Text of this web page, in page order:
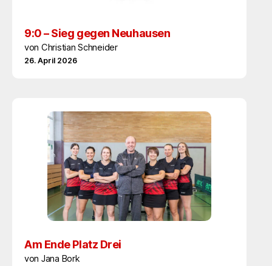
9:0 – Sieg gegen Neuhausen
von Christian Schneider
26. April 2026
Am Ende Platz Drei
von Jana Bork